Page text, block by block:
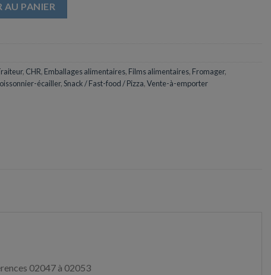
AU PANIER
, CHR, Emballages alimentaires, Films alimentaires, Fromager,
écailler,Snack / Fast-food / Pizza,Vente-à-emporter
02047 à 02053